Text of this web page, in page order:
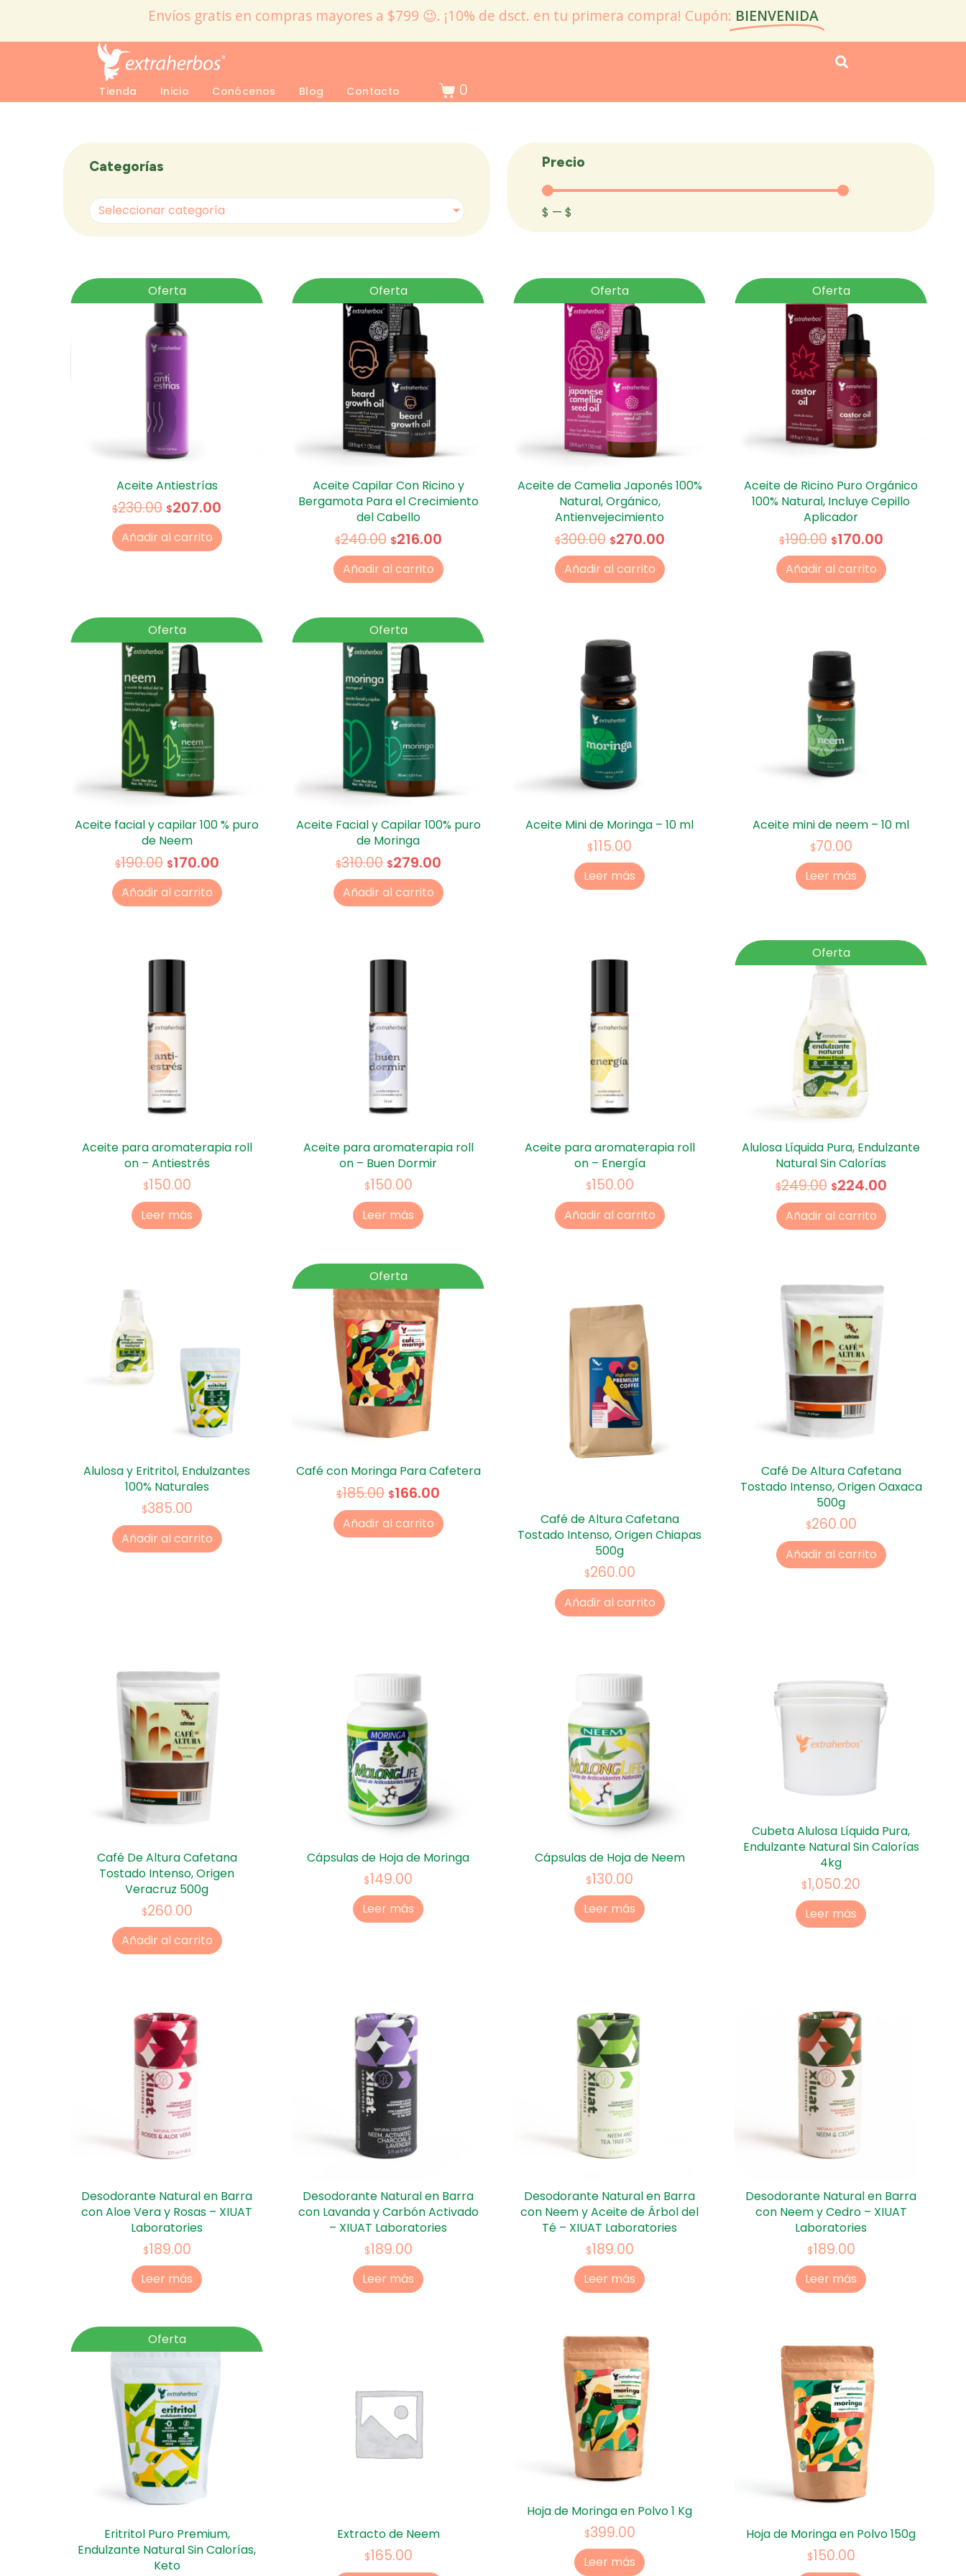
Envíos gratis en compras mayores a $799 😉. ¡10% de dsct. en tu primera compra! Cupón: BIENVENIDA
Tienda Inicio Conócenos Blog Contacto 0
Categorías
Seleccionar categoría
Precio
$ — $
Oferta
Aceite Antiestrías
$230.00 $207.00
Añadir al carrito
Oferta
Aceite Capilar Con Ricino y
Bergamota Para el Crecimiento
del Cabello
$240.00 $216.00
Añadir al carrito
Oferta
Aceite de Camelia Japonés 100%
Natural, Orgánico,
Antienvejecimiento
$300.00 $270.00
Añadir al carrito
Oferta
Aceite de Ricino Puro Orgánico
100% Natural, Incluye Cepillo
Aplicador
$190.00 $170.00
Añadir al carrito
Oferta
Aceite facial y capilar 100 % puro
de Neem
$190.00 $170.00
Añadir al carrito
Oferta
Aceite Facial y Capilar 100% puro
de Moringa
$310.00 $279.00
Añadir al carrito
Aceite Mini de Moringa – 10 ml
$115.00
Leer más
Aceite mini de neem – 10 ml
$70.00
Leer más
Aceite para aromaterapia roll
on – Antiestrés
$150.00
Leer más
Aceite para aromaterapia roll
on – Buen Dormir
$150.00
Leer más
Aceite para aromaterapia roll
on – Energía
$150.00
Añadir al carrito
Oferta
Alulosa Líquida Pura, Endulzante
Natural Sin Calorías
$249.00 $224.00
Añadir al carrito
Alulosa y Eritritol, Endulzantes
100% Naturales
$385.00
Añadir al carrito
Oferta
Café con Moringa Para Cafetera
$185.00 $166.00
Añadir al carrito
Café de Altura Cafetana
Tostado Intenso, Origen Chiapas
500g
$260.00
Añadir al carrito
Café De Altura Cafetana
Tostado Intenso, Origen Oaxaca
500g
$260.00
Añadir al carrito
Café De Altura Cafetana
Tostado Intenso, Origen
Veracruz 500g
$260.00
Añadir al carrito
Cápsulas de Hoja de Moringa
$149.00
Leer más
Cápsulas de Hoja de Neem
$130.00
Leer más
Cubeta Alulosa Líquida Pura,
Endulzante Natural Sin Calorías
4kg
$1,050.20
Leer más
Desodorante Natural en Barra
con Aloe Vera y Rosas – XIUAT
Laboratories
$189.00
Leer más
Desodorante Natural en Barra
con Lavanda y Carbón Activado
– XIUAT Laboratories
$189.00
Leer más
Desodorante Natural en Barra
con Neem y Aceite de Árbol del
Té – XIUAT Laboratories
$189.00
Leer más
Desodorante Natural en Barra
con Neem y Cedro – XIUAT
Laboratories
$189.00
Leer más
Oferta
Eritritol Puro Premium,
Endulzante Natural Sin Calorías,
Keto
Extracto de Neem
$165.00
Hoja de Moringa en Polvo 1 Kg
$399.00
Leer más
Hoja de Moringa en Polvo 150g
$150.00